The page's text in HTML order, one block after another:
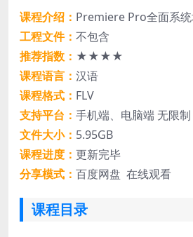
课程介绍： Premiere Pro全面系
工程文件： 不包含
推荐指数： ★★★★
课程语言： 汉语
课程格式： FLV
支持平台： 手机端、电脑端 无限制
文件大小： 5.95GB
课程进度： 更新完毕
分享模式： 百度网盘 在线观看
课程目录